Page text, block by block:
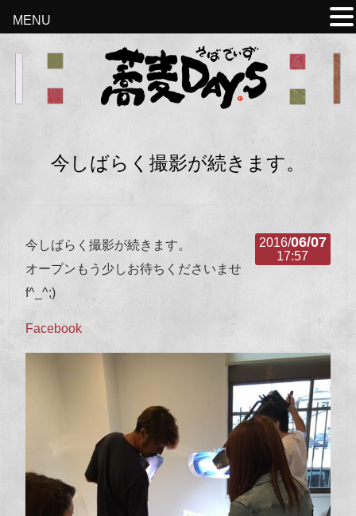
今しばらく撮影が続きます。
2016/06/07
17:57
今しばらく撮影が続きます。
オープンもう少しお待ちくださいませ
f^_^;)
Facebook
MENU